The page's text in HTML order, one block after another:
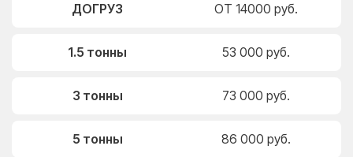
ДОГРУЗ ОТ 14000 руб.
1.5 тонны 53 000 руб.
3 тонны 73 000 руб.
5 тонны 86 000 руб.